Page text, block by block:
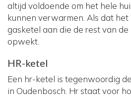
altijd voldoende om het hele
kunnen verwarmen. Als dat het
gasketel aan die de rest van
opwekt.
HR-ketel
Een hr-ketel is tegenwoordig
in Oudenbosch. Hr staat voor